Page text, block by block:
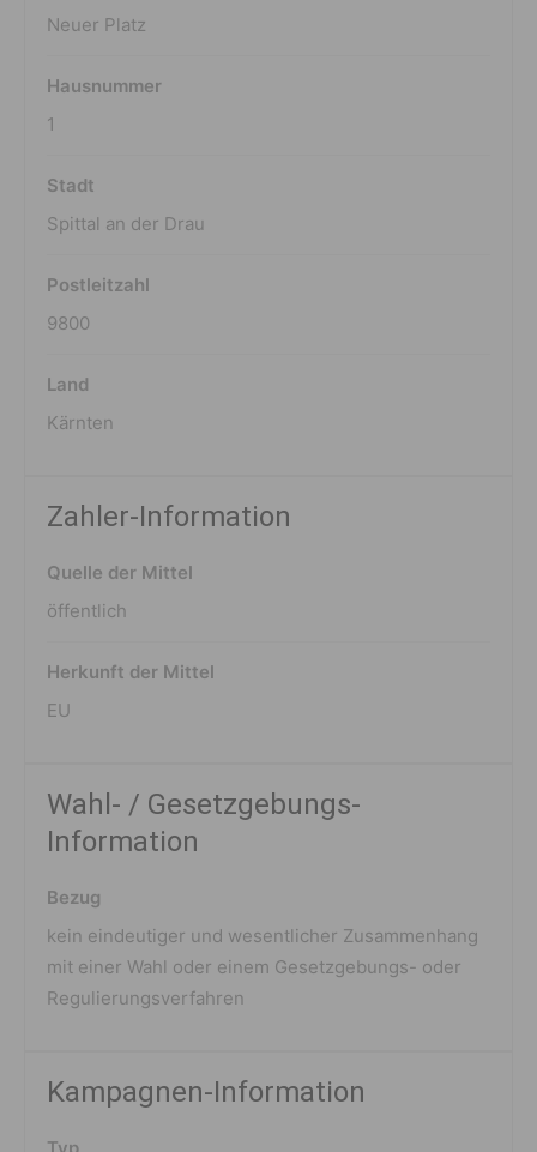
Neuer Platz
Hausnummer
1
Stadt
Spittal an der Drau
Postleitzahl
9800
Land
Kärnten
Zahler-Information
Quelle der Mittel
öffentlich
Herkunft der Mittel
EU
Wahl- / Gesetzgebungs-
Information
Bezug
kein eindeutiger und wesentlicher Zusammenhang
mit einer Wahl oder einem Gesetzgebungs- oder
Regulierungsverfahren
Kampagnen-Information